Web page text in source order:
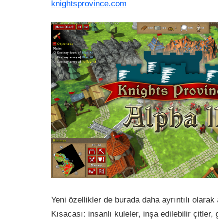
knightsprovince.com
Yeni özellikler de burada daha ayrıntılı olarak
Kısacası: insanlı kuleler, inşa edilebilir